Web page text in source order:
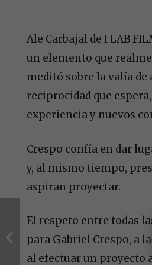
Ale Carbajal de I LAB
un elemento que
meditó sobre la valía de
reciprocidad que
experiencia y nuevos
Crespo confía en dar
y, al mismo tiempo,
aspiran proyectar.
El respeto entre todas
para Gabriel Crespo, a
al efectuar un proyecto